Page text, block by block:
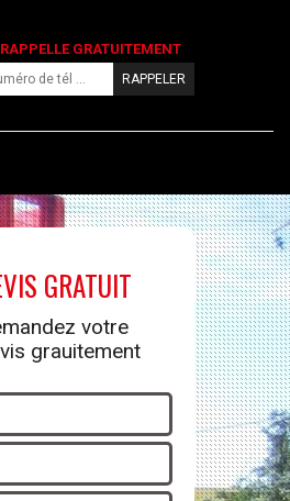
GRATUITEMENT
GRATUIT
votre
grauitement